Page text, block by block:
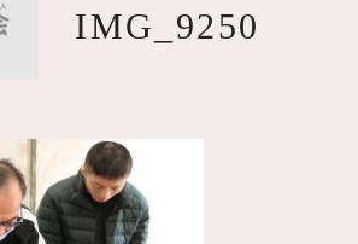
IMG_9250